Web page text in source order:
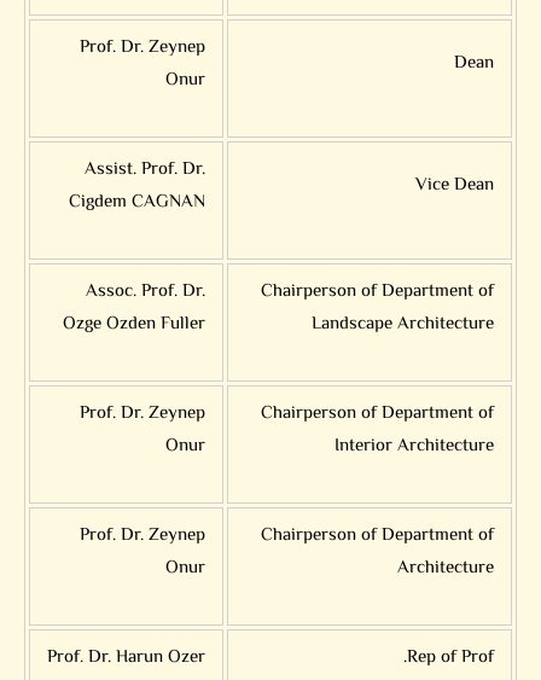
Dean
Prof. Dr. Zeynep
Onur
Vice Dean
Assist. Prof. Dr.
Cigdem CAGNAN
Chairperson of Department of
Landscape Architecture
Assoc. Prof. Dr.
Ozge Ozden Fuller
Chairperson of Department of
Interior Architecture
Prof. Dr. Zeynep
Onur
Chairperson of Department of
Architecture
Prof. Dr. Zeynep
Onur
Rep of Prof.
Prof. Dr. Harun Ozer